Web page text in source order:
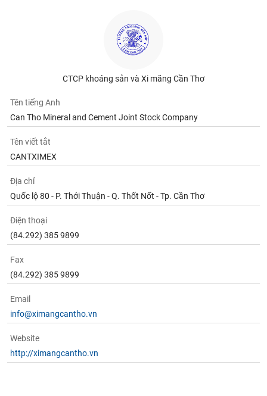
CTCP khoáng sản và Xi măng Cần Thơ
Tên tiếng Anh
Can Tho Mineral and Cement Joint Stock Company
Tên viết tắt
CANTXIMEX
Địa chỉ
Quốc lộ 80 - P. Thới Thuận - Q. Thốt Nốt - Tp. Cần Thơ
Điện thoại
(84.292) 385 9899
Fax
(84.292) 385 9899
Email
info@ximangcantho.vn
Website
http://ximangcantho.vn